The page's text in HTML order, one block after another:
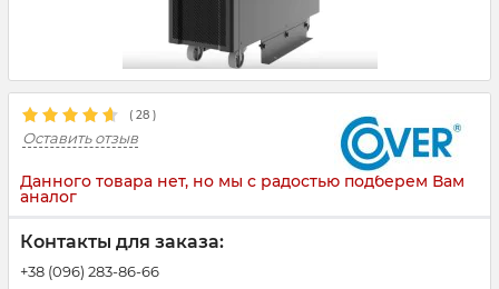
( 28 )
Оставить отзыв
Данного товара нет, но мы с радостью подберем Вам
аналог
Контакты для заказа:
+38 (096) 283-86-66